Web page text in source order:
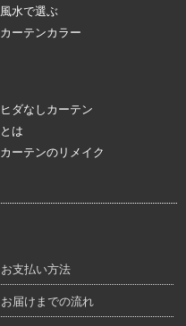
風水で選ぶ
カーテンカラー
ヒダなしカーテン
とは
カーテンのリメイク
お支払い方法
お届けまでの流れ